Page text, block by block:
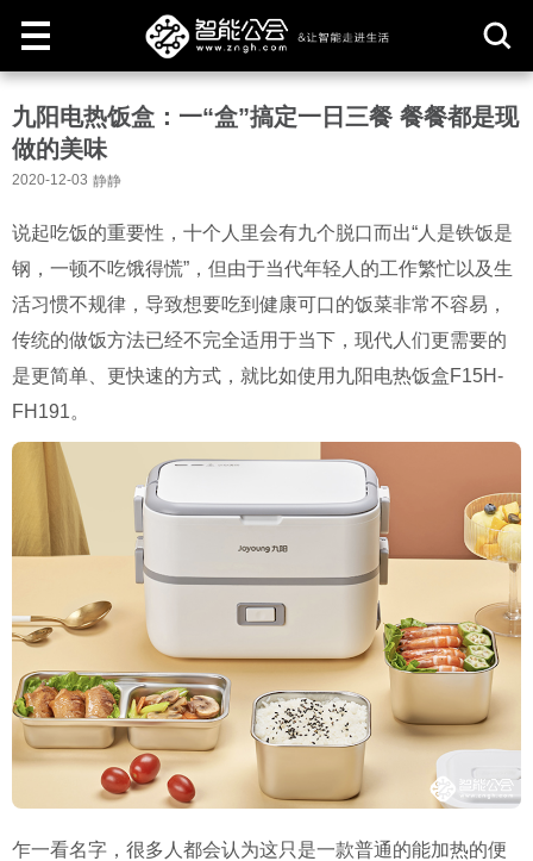
取
九阳电热饭盒：一“盒”搞定一日三餐 餐餐都是现
做的美味
2020-12-03 静静
说起吃饭的重要性，十个人里会有九个脱口而出“人是铁饭是
钢，一顿不吃饿得慌”，但由于当代年轻人的工作繁忙以及生
活习惯不规律，导致想要吃到健康可口的饭菜非常不容易，
传统的做饭方法已经不完全适用于当下，现代人们更需要的
是更简单、更快速的方式，就比如使用九阳电热饭盒F15H-
FH191。
乍一看名字，很多人都会认为这只是一款普通的能加热的便